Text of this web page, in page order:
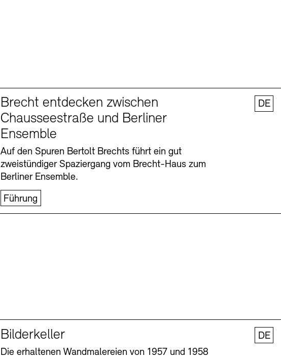
Brecht entdecken zwischen
Chausseestraße und Berliner
Ensemble
Auf den Spuren Bertolt Brechts führt ein gut
zweistündiger Spaziergang vom Brecht-Haus zum
Berliner Ensemble.
Führung
DE
Bilderkeller
Die erhaltenen Wandmalereien von 1957 und 1958
DE